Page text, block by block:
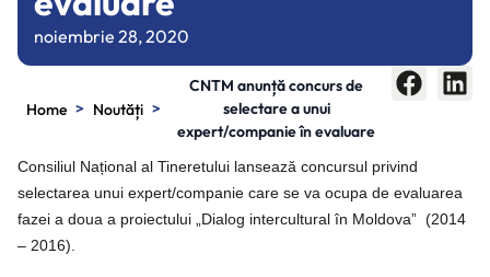
noiembrie 28, 2020
Home > Noutăți >
CNTM anunță concurs de
selectare a unui
expert/companie în evaluare
Consiliul Național al Tineretului lansează concursul privind
selectarea unui expert/companie care se va ocupa de evaluarea
fazei a doua a proiectului „Dialog intercultural în Moldova” (2014
– 2016).